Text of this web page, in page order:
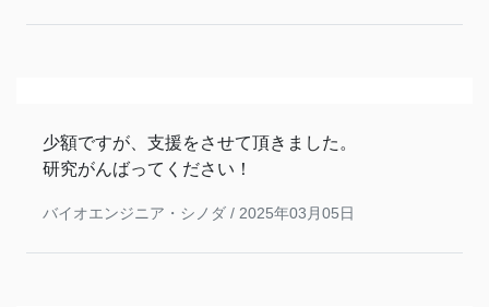
少額ですが、支援をさせて頂きました。
研究がんばってください！
バイオエンジニア・シノダ / 2025年03月05日